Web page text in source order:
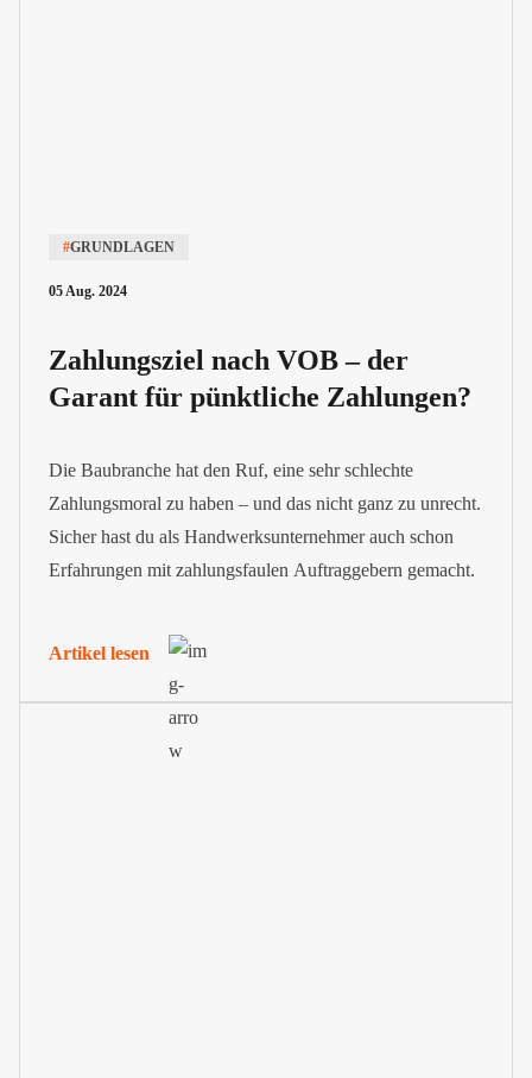
#GRUNDLAGEN
05 Aug. 2024
Zahlungsziel nach VOB – der
Garant für pünktliche Zahlungen?
Die Baubranche hat den Ruf, eine sehr schlechte
Zahlungsmoral zu haben – und das nicht ganz zu unrecht.
Sicher hast du als Handwerksunternehmer auch schon
Erfahrungen mit zahlungsfaulen Auftraggebern gemacht.
Artikel lesen